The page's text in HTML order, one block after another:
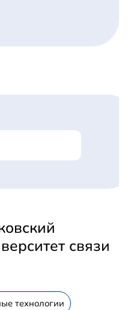
связи
технологии